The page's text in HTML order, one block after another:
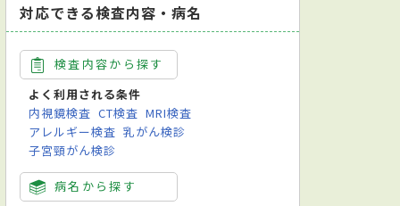
対応できる検査内容・病名
検査内容から探す
よく利用される条件
内視鏡検査 CT検査 MRI検査
アレルギー検査 乳がん検診
子宮頸がん検診
病名から探す